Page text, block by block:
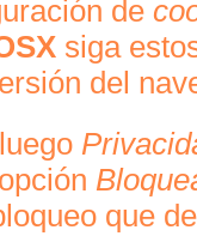
de
siga
del
que